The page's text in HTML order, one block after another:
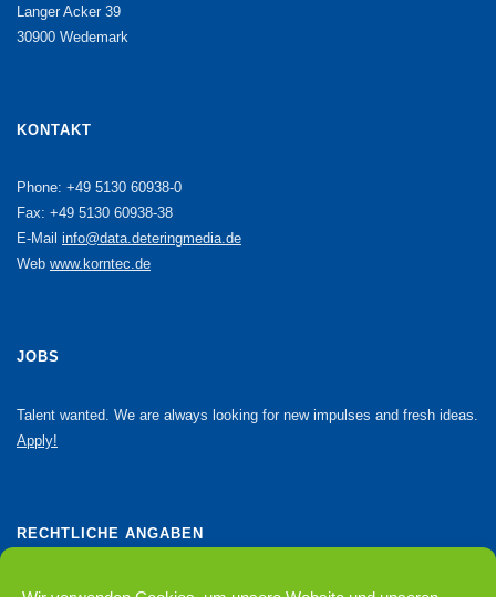
Langer Acker 39
30900 Wedemark
KONTAKT
Phone: +49 5130 60938-0
Fax: +49 5130 60938-38
E-Mail info@data.deteringmedia.de
Web www.korntec.de
JOBS
Talent wanted. We are always looking for new impulses and fresh ideas.
Apply!
RECHTLICHE ANGABEN